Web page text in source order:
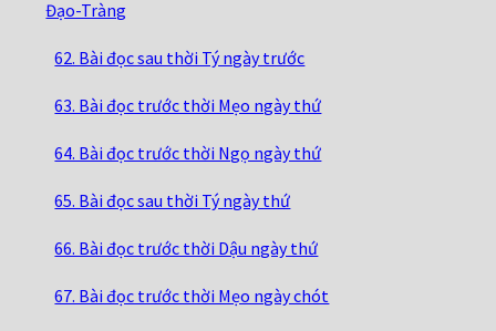
Đạo-Tràng
62. Bài đọc sau thời Tý ngày trước
63. Bài đọc trước thời Mẹo ngày thứ
64. Bài đọc trước thời Ngọ ngày thứ
65. Bài đọc sau thời Tý ngày thứ
66. Bài đọc trước thời Dậu ngày thứ
67. Bài đọc trước thời Mẹo ngày chót